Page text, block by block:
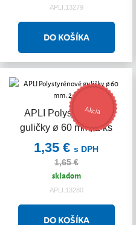
APLI.13279
APLI Polystyrénové
guličky ø 60 mm, 2 ks
Akcia
1,35 € s DPH
1,65 €
skladom
APLI.13280